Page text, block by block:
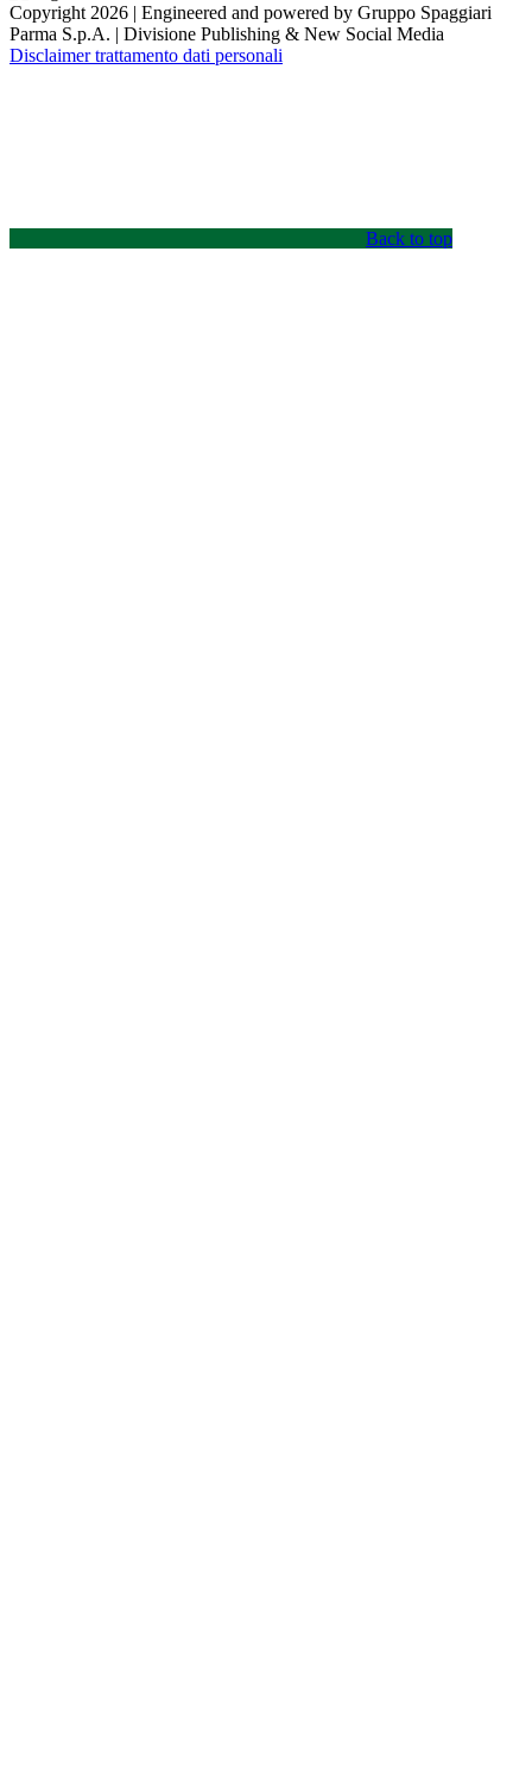
Copyright 2026 | Engineered and powered by Gruppo Spaggiari
Parma S.p.A. | Divisione Publishing & New Social Media
Disclaimer trattamento dati personali
Back to top